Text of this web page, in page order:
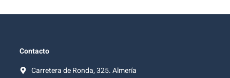
Contacto
Carretera de Ronda, 325. Almería